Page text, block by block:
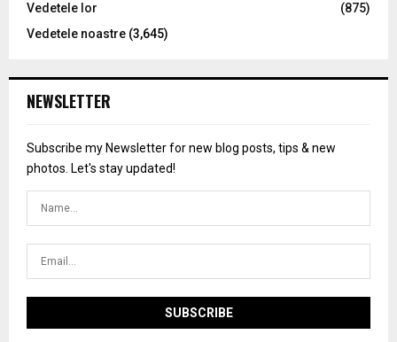
Vedetele lor
(875)
Vedetele noastre (3,645)
NEWSLETTER
Subscribe my Newsletter for new blog posts, tips & new
photos. Let's stay updated!